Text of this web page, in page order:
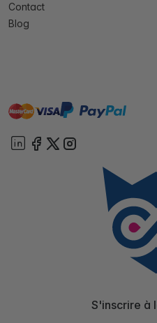
Contact
Blog
mastervisa paypal
S'inscrire à